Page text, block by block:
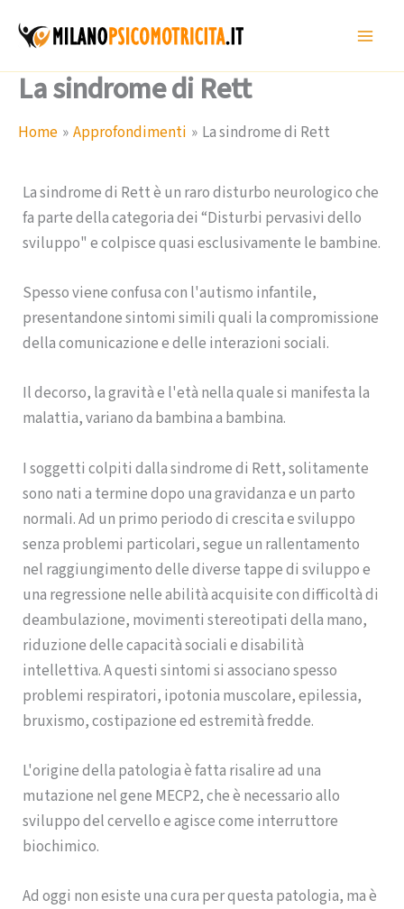
La sindrome di Rett
Home Approfondimenti La sindrome di Rett
La sindrome di Rett è un raro disturbo neurologico che
fa parte della categoria dei “Disturbi pervasivi dello
sviluppo" e colpisce quasi esclusivamente le bambine.
Spesso viene confusa con l'autismo infantile,
presentandone sintomi simili quali la compromissione
della comunicazione e delle interazioni sociali.
Il decorso, la gravità e l'età nella quale si manifesta la
malattia, variano da bambina a bambina.
I soggetti colpiti dalla sindrome di Rett, solitamente
sono nati a termine dopo una gravidanza e un parto
normali. Ad un primo periodo di crescita e sviluppo
senza problemi particolari, segue un rallentamento
nel raggiungimento delle diverse tappe di sviluppo e
una regressione nelle abilità acquisite con difficoltà di
deambulazione, movimenti stereotipati della mano,
riduzione delle capacità sociali e disabilità
intellettiva. A questi sintomi si associano spesso
problemi respiratori, ipotonia muscolare, epilessia,
bruxismo, costipazione ed estremità fredde.
L'origine della patologia è fatta risalire ad una
mutazione nel gene MECP2, che è necessario allo
sviluppo del cervello e agisce come interruttore
biochimico.
Ad oggi non esiste una cura per questa patologia, ma è